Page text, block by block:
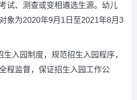
试、测查或变相遴选生源。幼儿
象为2020年9月1日至2021年8月3
入园制度，规范招生入园程序，
程监督，保证招生入园工作公